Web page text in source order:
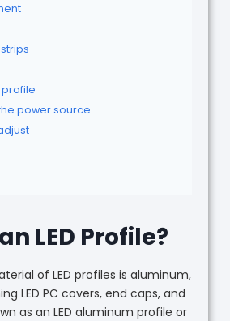
strips
profile
power source
LED Profile?
of LED profiles is aluminum,
LED PC covers, end caps, and
as an LED aluminum profile or